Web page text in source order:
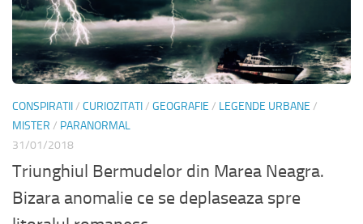
CONSPIRATII/ CURIOZITATI/ GEOGRAFIE / LEGENDE URBANE /
MISTER / PARANORMAL
31/01/2018
Triunghiul Bermudelor din Marea Neagra.
Bizara anomalie ce se deplaseaza spre